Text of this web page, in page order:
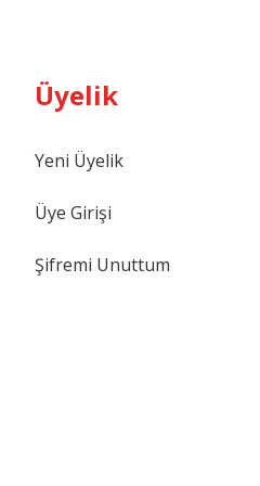
Üyelik
Yeni Üyelik
Üye Girişi
Şifremi Unuttum